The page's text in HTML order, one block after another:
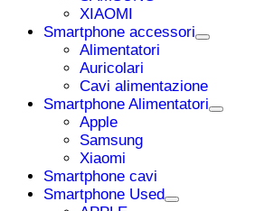
XIAOMI
Smartphone accessori
Alimentatori
Auricolari
Cavi alimentazione
Smartphone Alimentatori
Apple
Samsung
Xiaomi
Smartphone cavi
Smartphone Used